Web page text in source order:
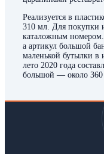
Реализуется в
310 мл. Для покупки
каталожным
а артикул большой
маленькой бутылки в
лето 2020 года
большой — около 360